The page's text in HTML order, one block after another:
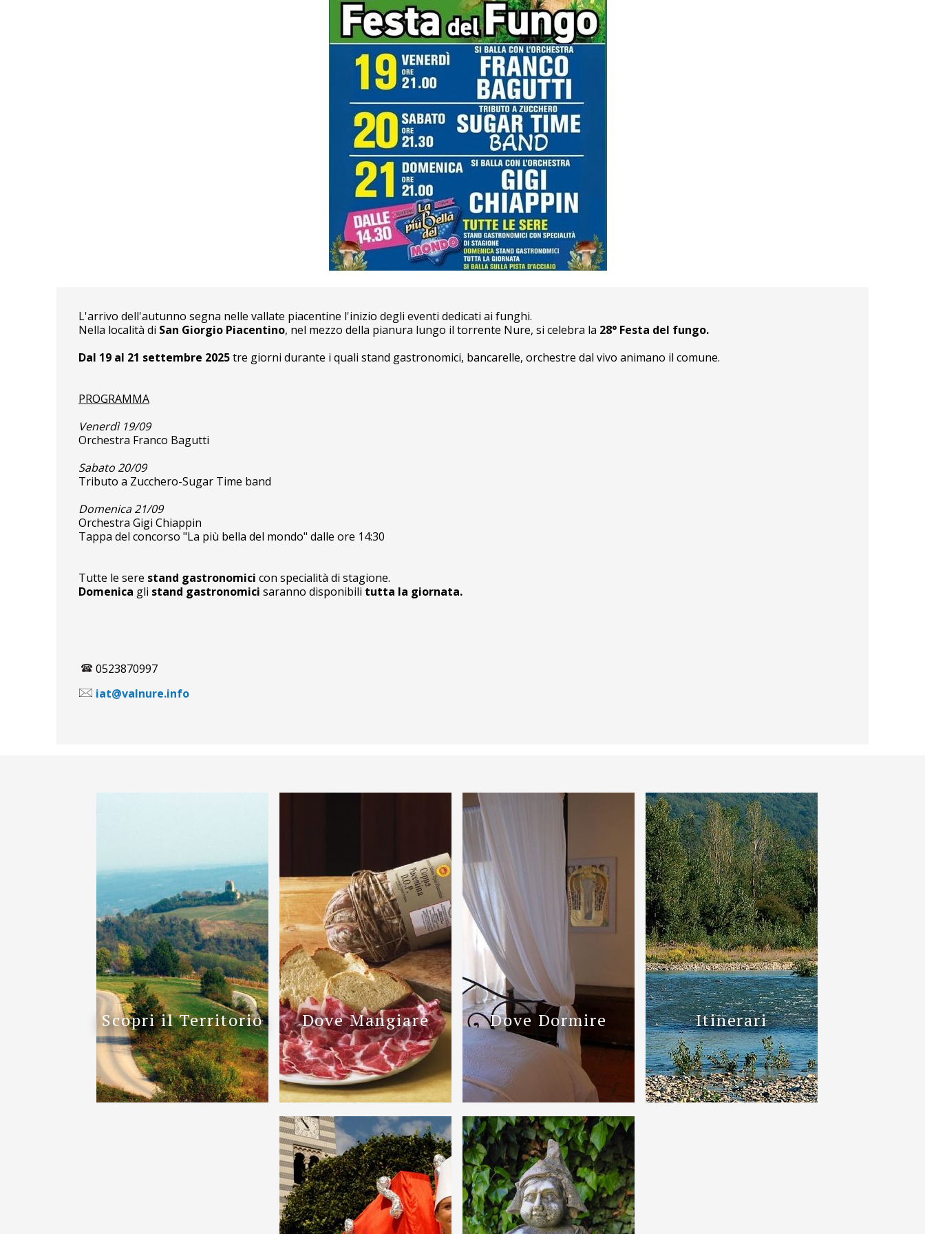
L'arrivo dell'autunno segna nelle vallate piacentine l'inizio degli eventi dedicati ai funghi.
Nella località di San Giorgio Piacentino, nel mezzo della pianura lungo il torrente Nure, si celebra la 28° Festa del fungo.
Dal 19 al 21 settembre 2025tre giorni durante i quali stand gastronomici, bancarelle, orchestre dal vivo animano il comune.
PROGRAMMA
Venerdì 19/09
Orchestra Franco Bagutti
Sabato 20/09
Tributo a Zucchero-Sugar Time band
Domenica 21/09
Orchestra Gigi Chiappin
Tappa del concorso "La più bella del mondo" dalle ore 14:30
Tutte le sere stand gastronomici con specialità di stagione.
Domenica gli stand gastronomici saranno disponibili tutta la giornata.
0523870997
iat@valnure.info
Scopri il Territorio Dove Mangiare Dove Dormire Itinerari